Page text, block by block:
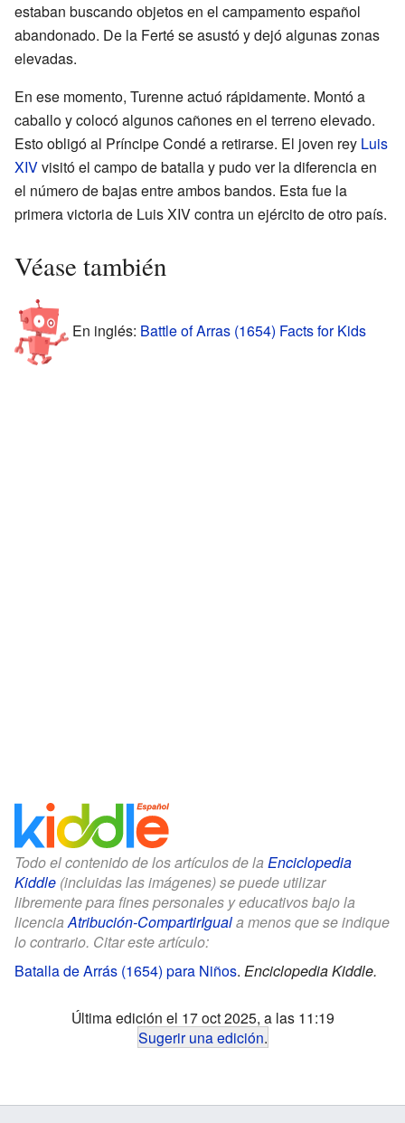
estaban buscando objetos en el campamento español
abandonado. De la Ferté se asustó y dejó algunas zonas
elevadas.
En ese momento, Turenne actuó rápidamente. Montó a
caballo y colocó algunos cañones en el terreno elevado.
Esto obligó al Príncipe Condé a retirarse. El joven rey Luis
XIVvisitó el campo de batalla y pudo ver la diferencia en
el número de bajas entre ambos bandos. Esta fue la
primera victoria de Luis XIV contra un ejército de otro país.
Véase también
En inglés: Battle of Arras (1654) Facts for Kids
Todo el contenido de los artículos de la Enciclopedia
Kiddle (incluidas las imágenes) se puede utilizar
libremente para fines personales y educativos bajo la
licenciaAtribución-CompartirIguala menos que se indique
lo contrario. Citar este artículo:
Batalla de Arrás (1654) para Niños. Enciclopedia Kiddle.
Última edición el 17 oct 2025, a las 11:19
Sugerir una edición.